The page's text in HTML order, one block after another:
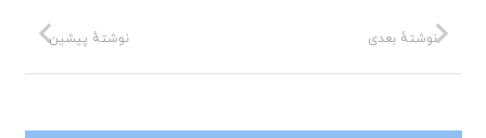
نوشتهٔ پیشین نوشتهٔ بعدی